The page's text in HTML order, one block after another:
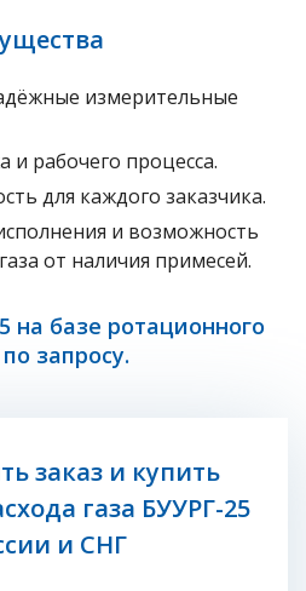
измерительные
и рабочего процесса.
для каждого заказчика.
и возможность
от наличия примесей.
на базе ротационного
запросу.
заказ и купить
газа БУУРГ-25
и СНГ